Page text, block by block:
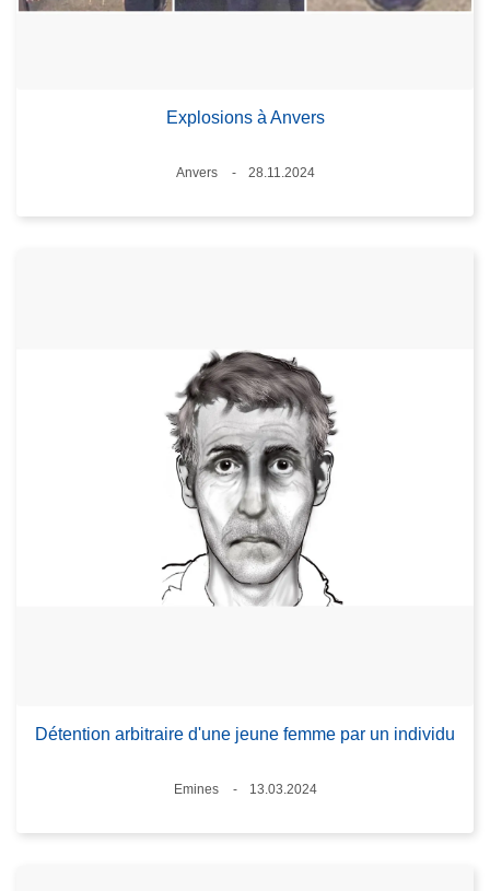
Explosions à Anvers
Lieux
Anvers
28.11.2024
Détention arbitraire d'une jeune femme par un individu
Lieux
Emines
13.03.2024